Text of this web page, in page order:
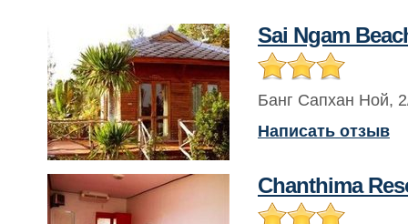
Sai Ngam
Банг Сапхан Ной,
Написать отзыв
Chanthima